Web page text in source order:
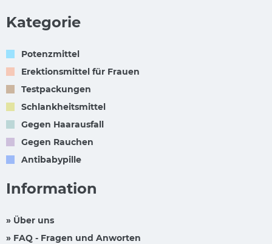
Kategorie
Potenzmittel
Erektionsmittel für Frauen
Testpackungen
Schlankheitsmittel
Gegen Haarausfall
Gegen Rauchen
Antibabypille
Information
» Über uns
» FAQ - Fragen und Anworten